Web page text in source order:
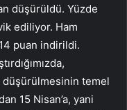
düşürüldü. Yüzde
ediliyor. Ham
puan indirildi.
temel
15 Nisan’a, yani